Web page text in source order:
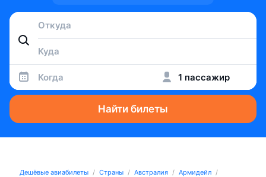
Когда 1 пассажир
Найти билеты
Дешёвые авиабилеты Страны Австралия
Армидейл